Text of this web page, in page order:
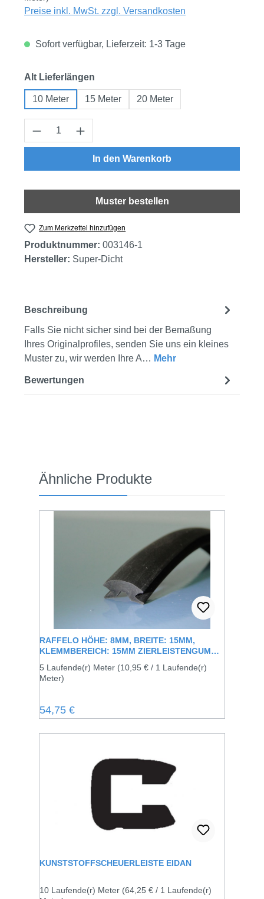
Preise inkl. MwSt. zzgl. Versandkosten
Sofort verfügbar, Lieferzeit: 1-3 Tage
Alt Lieferlängen
10 Meter 15 Meter 20 Meter
Produkt Anzahl: Gib den gewünschten
In den Warenkorb
Muster bestellen
Zum Merkzettel hinzufügen
Produktnummer: 003146-1
Hersteller: Super-Dicht
Beschreibung
Falls Sie nicht sicher sind bei der Bemaßung
Ihres Originalprofiles, senden Sie uns ein kleines
Muster zu, wir werden Ihre A… Mehr
Bewertungen
Produktgalerie überspringen
Ähnliche Produkte
RAFFELO HÖHE: 8MM, BREITE: 15MM,
KLEMMBEREICH: 15MM ZIERLEISTENGUMMI
METALLSCHIENE
5 Laufende(r) Meter (10,95 € / 1 Laufende(r)
Meter)
Regulärer Preis:
54,75 €
KUNSTSTOFFSCHEUERLEISTE EIDAN
10 Laufende(r) Meter (64,25 € / 1 Laufende(r)